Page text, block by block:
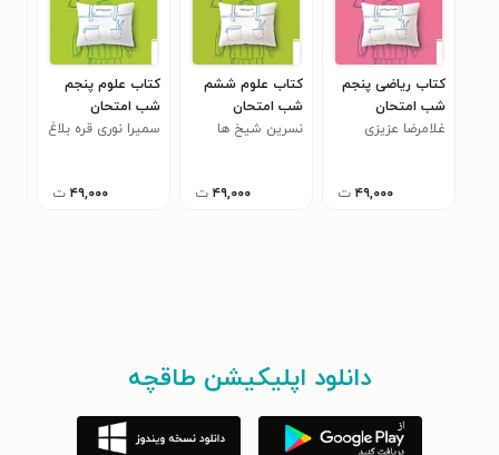
کتاب ریاضی پنجم
شب امتحان
غلامرضا عزیزی
۴۹,۰۰۰ ت
کتاب علوم ششم
شب امتحان
نسرین شیخ ها
۴۹,۰۰۰ ت
کتاب علوم پنجم
شب امتحان
سمیرا نوری قره بلاغ
۴۹,۰۰۰ ت
دانلود اپلیکیشن طاقچه